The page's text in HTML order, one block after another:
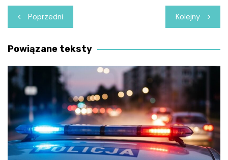
Nawigacja
wpisu
Poprzedni Kolejny
Powiązane teksty